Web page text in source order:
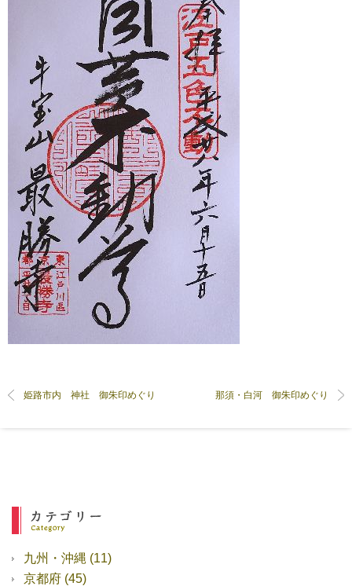
姫路市内 神社 御朱印めぐり 那須・白河 御朱印めぐり
九州・沖縄 (11)
京都府 (45)